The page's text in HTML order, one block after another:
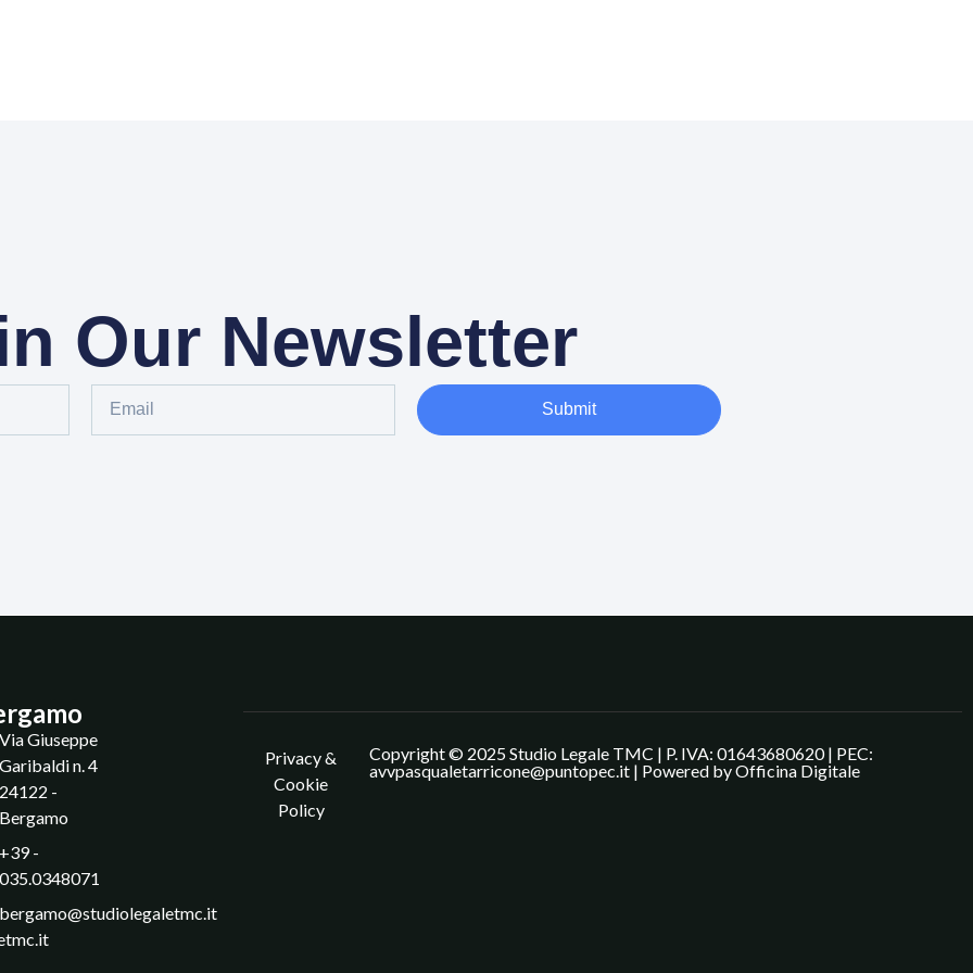
Our Newsletter
Submit
Via Giuseppe
Garibaldi n. 4
24122 -
Bergamo
+39 -
035.0348071
bergamo@studiolegaletmc.it
Privacy &
Cookie
Policy
Copyright © 2025 Studio Legale TMC | P. IVA: 01643680620 | PEC:
avvpasqualetarricone@puntopec.it | Powered byOfficina Digitale